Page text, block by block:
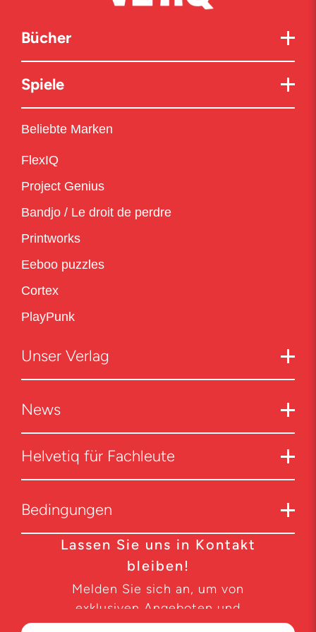
Bücher
Spiele
Beliebte Marken
FlexIQ
Project Genius
Bandjo / Le droit de perdre
Printworks
Eeboo puzzles
Cortex
PlayPunk
Unser Verlag
News
Helvetiq für Fachleute
Bedingungen
Lassen Sie uns in Kontakt
bleiben!
Melden Sie sich an, um von
exklusiven Angeboten und
Produktneuheiten zu erfahren.